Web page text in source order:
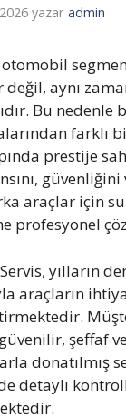
yazar admin
değil, aynı
Bu
farklı
prestije
araçlar için
profesyonel
yılların
araçların
şeffaf
donatılmış
detaylı